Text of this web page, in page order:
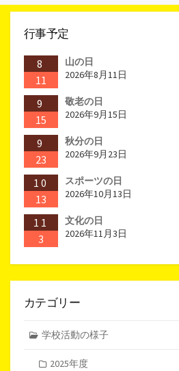
ー
行事予定
8
11
山の日
2026年8月11日
9
15
敬老の日
2026年9月15日
9
23
秋分の日
2026年9月23日
10
13
スポーツの日
2026年10月13日
11
3
文化の日
2026年11月3日
カテゴリー
学校活動の様子
2025年度